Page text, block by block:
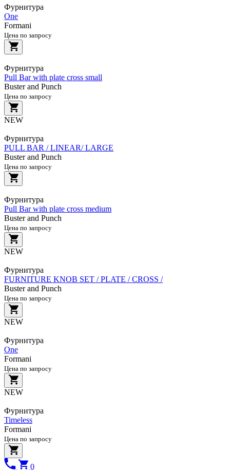
Фурнитура
One
Formani
Цена по запросу
Фурнитура
Pull Bar with plate cross small
Buster and Punch
Цена по запросу
NEW
Фурнитура
PULL BAR / LINEAR/ LARGE
Buster and Punch
Цена по запросу
Фурнитура
Pull Bar with plate cross medium
Buster and Punch
Цена по запросу
NEW
Фурнитура
FURNITURE KNOB SET / PLATE / CROSS /
Buster and Punch
Цена по запросу
NEW
Фурнитура
One
Formani
Цена по запросу
NEW
Фурнитура
Timeless
Formani
Цена по запросу
0